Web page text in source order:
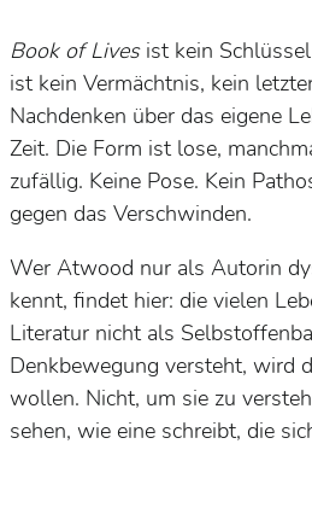
Book of Livesist kein
ist kein Vermächtnis, kein
Nachdenken über das eigene
Zeit. Die Form ist lose,
zufällig. Keine Pose. Kein
gegen das Verschwinden.
Wer Atwood nur als Autorin
kennt, findet hier: die vielen
Literatur nicht als
Denkbewegung versteht, wird
wollen. Nicht, um sie zu
sehen, wie eine schreibt, die